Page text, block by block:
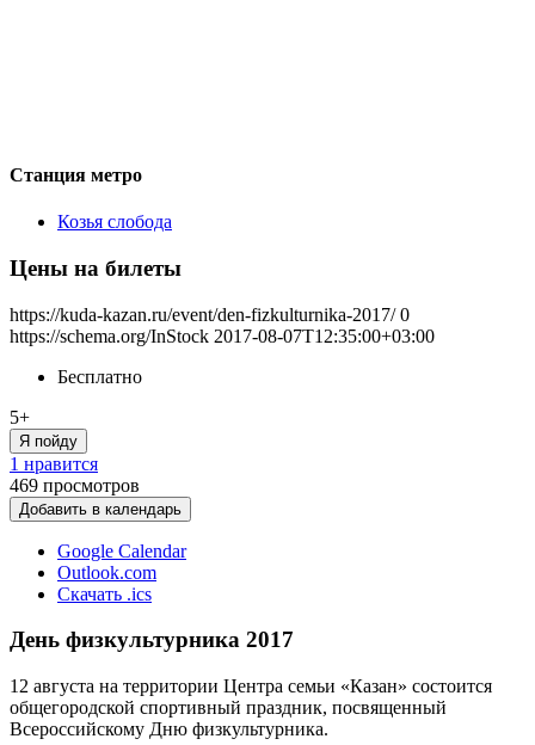
Станция метро
Козья слобода
Цены на билеты
https://kuda-kazan.ru/event/den-fizkulturnika-2017/ 0
https://schema.org/InStock 2017-08-07T12:35:00+03:00
Бесплатно
5+
Я пойду
1 нравится
469 просмотров
Добавить в календарь
Google Calendar
Outlook.com
Скачать .ics
День физкультурника 2017
12 августа на территории Центра семьи «Казан» состоится
общегородской спортивный праздник, посвященный
Всероссийскому Дню физкультурника.